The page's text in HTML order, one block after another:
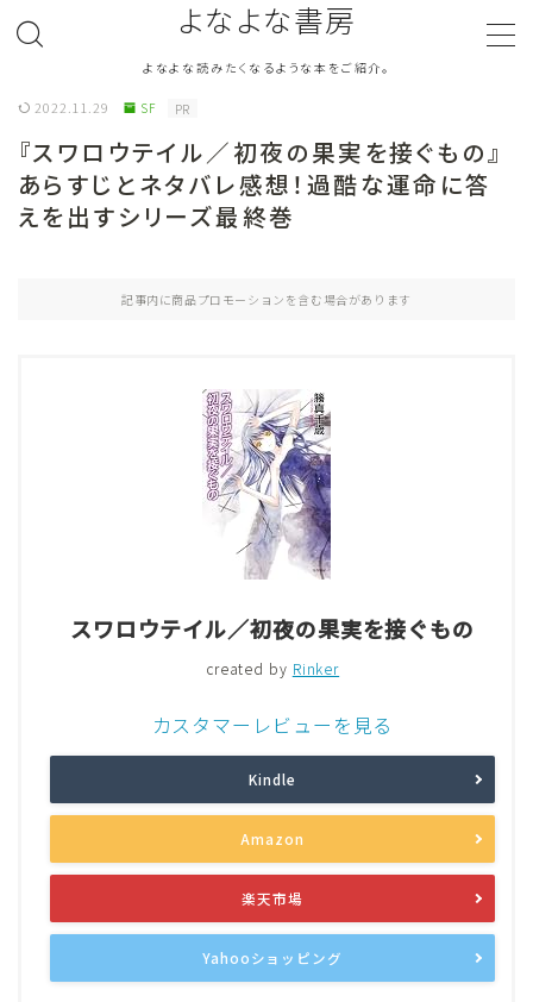
よなよな書房
よなよな読みたくなるような本をご紹介。
ジャンル Genre
ランキング Ranking
作者別おすすめ Author
読書をより楽しむ Good Reading
2022.11.29 SF PR
『スワロウテイル／初夜の果実を接ぐもの』
あらすじとネタバレ感想！過酷な運命に答
えを出すシリーズ最終巻
記事内に商品プロモーションを含む場合があります
スワロウテイル／初夜の果実を接ぐもの
created by Rinker
カスタマーレビューを見る
Kindle
Amazon
楽天市場
Yahooショッピング